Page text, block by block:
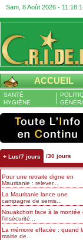
Sam, 8 Août 2026 -
ACCUEIL
SANTÉ
HYGIÈNE
+ Lus/7 jours /30 jours
Pour une retraite digne en
Mauritanie : relever...
La Mauritanie lance une
campagne de semis...
Nouakchott face à la montée
l’insécurité...
La mémoire effacée : quand
mairie de...